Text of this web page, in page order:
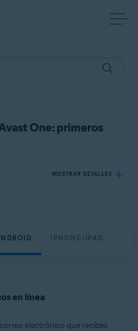
One: primeros
MOSTRAR DETALLES
IPHONE/IPAD
en línea
electrónico que recibes